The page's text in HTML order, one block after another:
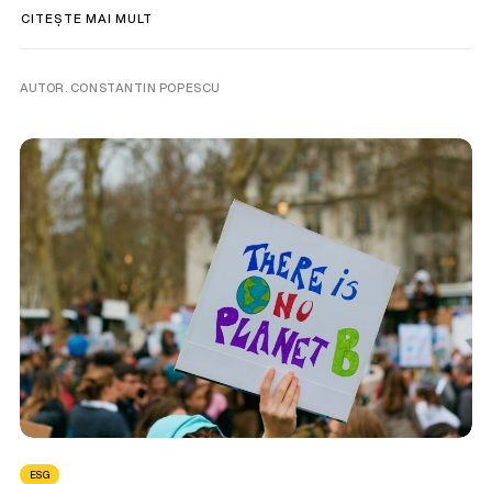
CITEȘTE MAI MULT
AUTOR. CONSTANTIN POPESCU
ESG